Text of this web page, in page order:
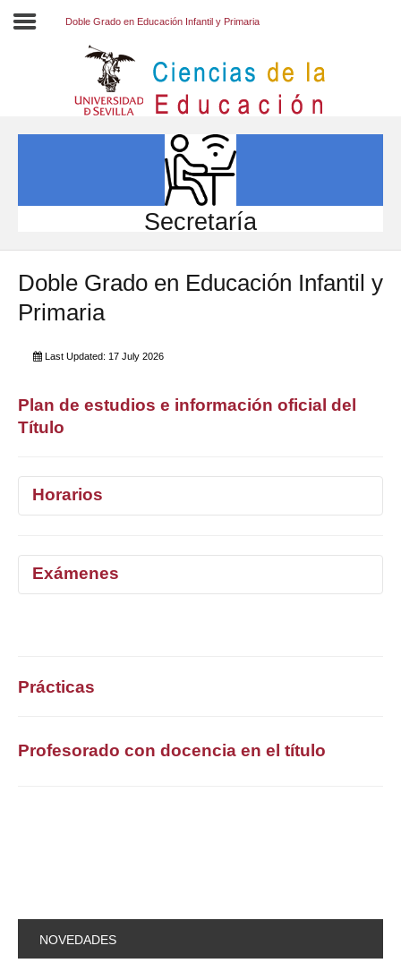
INVESTIGACIÓN
INTERNACIONAL
Directorio FCCE
Doble Grado en Educación Infantil y Primaria
Secretaría
Doble Grado en Educación Infantil y
Primaria
Last Updated: 17 July 2026
Plan de estudios e información oficial del
Título
Horarios
Selecciona curso
Exámenes
Prácticas
Profesorado con docencia en el título
NOVEDADES